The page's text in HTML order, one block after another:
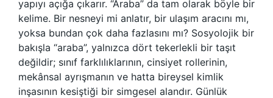
yapıyı açığa çıkarır. “Araba” da tam olarak böyle bir
kelime. Bir nesneyi mi anlatır, bir ulaşım aracını mı,
yoksa bundan çok daha fazlasını mı? Sosyolojik bir
bakışla “araba”, yalnızca dört tekerlekli bir taşıt
değildir; sınıf farklılıklarının, cinsiyet rollerinin,
mekânsal ayrışmanın ve hatta bireysel kimlik
inşasının kesiştiği bir simgesel alandır. Günlük